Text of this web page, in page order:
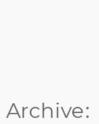
Archive